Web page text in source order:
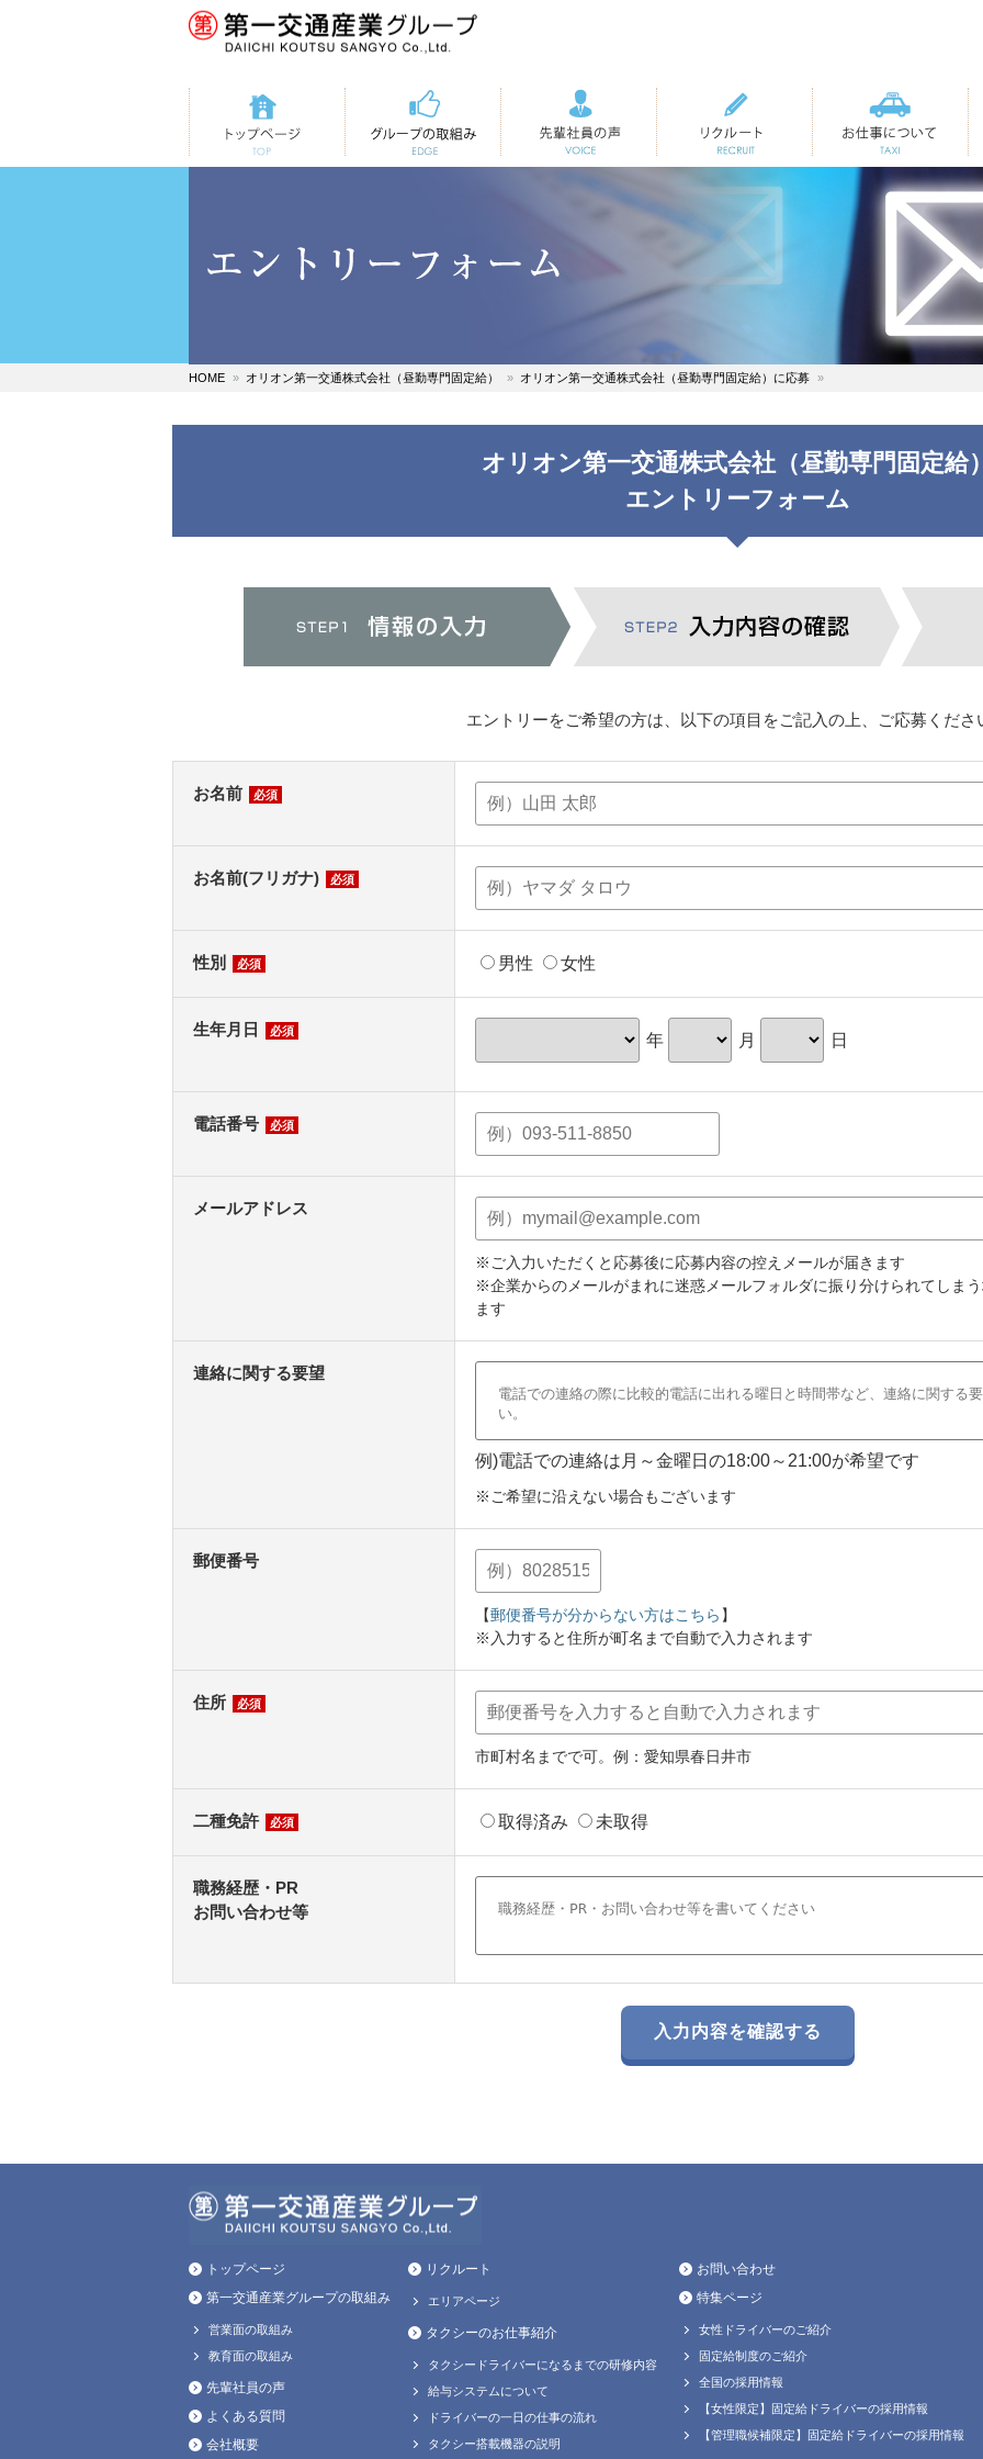
トップページ 第一交通の取組み 先輩社員の声 リクルート お仕事について
HOME オリオン第一交通株式会社（昼勤専門固定給） オリオン第一交通株式会社（昼勤専門固定給）に応募
オリオン第一交通株式会社（昼勤専門固定給
エントリーフォーム
エントリーをご希望の方は、以下の項目をご記入の上、ご応募くださ
お名前 必須
お名前(フリガナ) 必須
性別 必須 男性 女性
生年月日 必須 年 月 日
電話番号 必須
メールアドレス
※ご入力いただくと応募後に応募内容の控えメールが届きます
※企業からのメールがまれに迷惑メールフォルダに振り分けられてしま
ます
連絡に関する要望
例)電話での連絡は月～金曜日の18:00～21:00が希望です
※ご希望に沿えない場合もございます
郵便番号
【郵便番号が分からない方はこちら 】
※入力すると住所が町名まで自動で入力されます
住所 必須
市町村名までで可。例：愛知県春日井市
二種免許 必須 取得済み 未取得
職務経歴・PR
お問い合わせ等
トップページ
第一交通産業グループの取組み
営業面の取組み
教育面の取組み
先輩社員の声
よくある質問
会社概要
リクルート
エリアページ
タクシーのお仕事紹介
タクシードライバーになるまでの研修内容
給与システムについて
ドライバーの一日の仕事の流れ
タクシー搭載機器の説明
お問い合わせ
特集ページ
女性ドライバーのご紹介
固定給制度のご紹介
全国の採用情報
【女性限定】固定給ドライバーの採用情報
【管理職候補限定】固定給ドライバーの採用情報